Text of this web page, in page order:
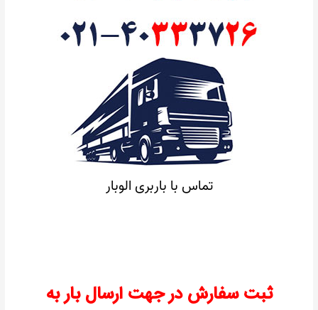
تماس با باربری الوبار
ثبت سفارش در جهت ارسال بار به